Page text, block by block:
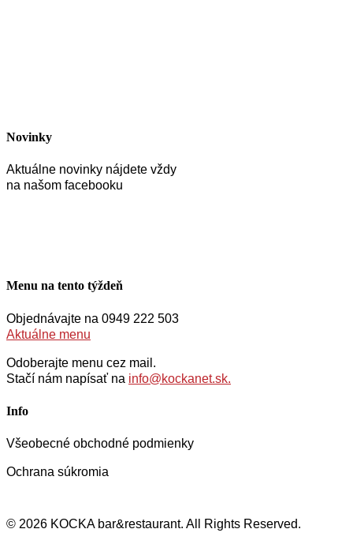
Novinky
Aktuálne novinky nájdete vždy
na našom facebooku
Menu na tento týždeň
Objednávajte na 0949 222 503
Aktuálne menu
Odoberajte menu cez mail.
Stačí nám napísať na info@kockanet.sk.
Info
Všeobecné obchodné podmienky
Ochrana súkromia
© 2026 KOCKA bar&restaurant. All Rights Reserved.